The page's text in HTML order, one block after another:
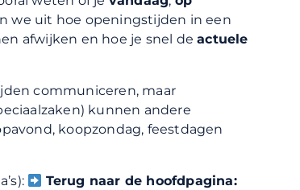
we uit hoe openingstijden in een
afwijken en hoe je snel deactuele
communiceren, maar
kunnen andere
koopzondag, feestdagen
Terug naar de hoofdpagina: